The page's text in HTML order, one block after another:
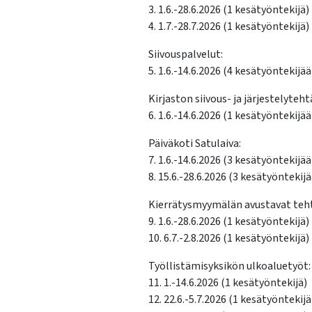
3. 1.6.-28.6.2026 (1 kesätyöntekijä)
4. 1.7.-28.7.2026 (1 kesätyöntekijä)
Siivouspalvelut:
5. 1.6.-14.6.2026 (4
Kirjaston siivous- ja
6. 1.6.-14.6.2026 (1
Päiväkoti Satulaiva:
7. 1.6.-14.6.2026 (3
8. 15.6.-28.6.2026 (3
Kierrätysmyymälän avustavat
9. 1.6.-28.6.2026 (1 kesätyöntekijä)
10. 6.7.-2.8.2026 (1 kesätyöntekijä)
Työllistämisyksikön ulkoaluetyöt:
11. 1.-14.6.2026 (1 kesätyöntekijä)
12. 22.6.-5.7.2026 (1